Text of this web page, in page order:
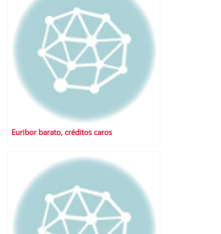
Euribor barato, créditos caros